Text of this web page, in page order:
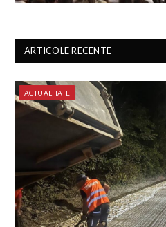
ARTICOLE RECENTE
ACTUALITATE